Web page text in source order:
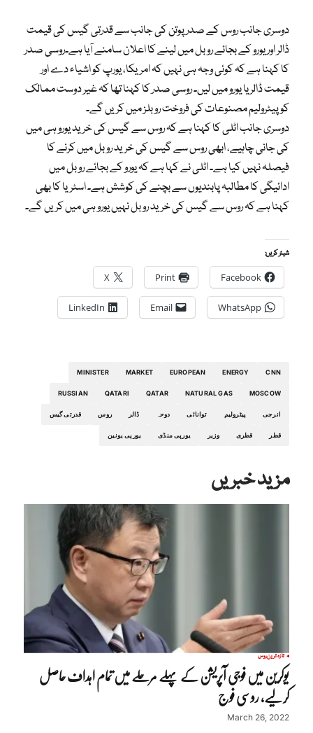
دوسری جانب روس کے صدر پوتن کی جانب سے قدرتی گیس کی قیمت
ڈالر اور یورو کے بجائے روبل میں لینے کا اعلان سامنے آیا ہے۔روسی صدر
کا کہنا ہے کہ کوئی وجہ ہی نہیں کہ امریکا، یورپ کو اشیاء دے اور
قیمت ڈالر یا یورو میں لیں۔ روسی صدر کا کہنا تھا کہ غیر دوست ممالک
کو پیٹرولیم مصنوعات کی فروخت روبلز میں کریں گے۔
دوسری جانب اٹلی کا کہنا ہے کہ روس سے گیس کی خرید یورو ہی میں
کی جانی چاہیے، ابھی روس سے گیس کی خرید روبل میں کرنے کا
فیصلہ نہیں کیا ہے۔ اٹلی نے کہا ہے کہ یورو کے بجائے روبل میں
ادائیگی کا مطالبہ پابندیوں سے بچنے کی کوشش ہے۔ اسٹریا کا بھی
کہنا ہے کہ روس سے گیس کی خرید روبل نہیں یورو ہی میں کریں گے۔
شیئر کریں:
Facebook
Print
X
WhatsApp
Email
LinkedIn
CNN
ENERGY
EUROPEAN
MARKET
MINISTER
MOSCOW
NATURAL GAS
QATAR
QATARI
RUSSIAN
انرجی پیٹرولیم توانائی دوحہ ڈالر روس قدرتی گیس
قطر قطری وزیر یورپی منڈی یورپی یونین
مزید خبریں
تازہ ترینروس
یوکرین میں فوجی آپریشن کے پہلے مرحلے میں تمام اہداف حاصل
کرلیے، روسی فوج
March 26, 2022